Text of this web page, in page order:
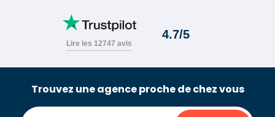
Trouvez une agence proche de chez vous